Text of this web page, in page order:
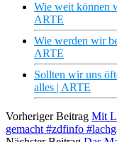
Wie weit können
ARTE
Wie werden wir
ARTE
Sollten wir uns
alles | ARTE
Vorheriger Beitrag Mit
gemacht #zdfinfo